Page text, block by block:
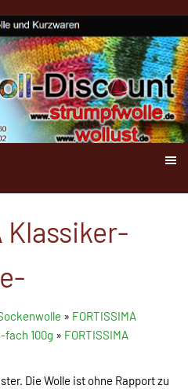
Klassiker-
» FORTISSIMA
fach 100g » FORTISSIMA
Die Wolle ist ohne Rapport zu